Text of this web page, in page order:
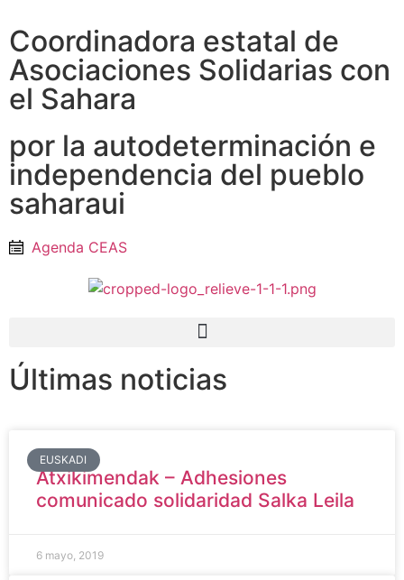
Coordinadora estatal de
Asociaciones Solidarias con
el Sahara
por la autodeterminación e
independencia del pueblo
saharaui
Agenda CEAS
Últimas noticias
EUSKADI
Atxikimendak – Adhesiones
comunicado solidaridad Salka Leila
6 mayo, 2019